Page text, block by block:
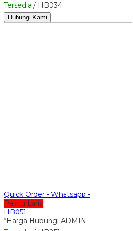
Tersedia / HB034
Hubungi Kami
Quick Order - Whatsapp -
Paling Laris
HB051
*Harga Hubungi ADMIN